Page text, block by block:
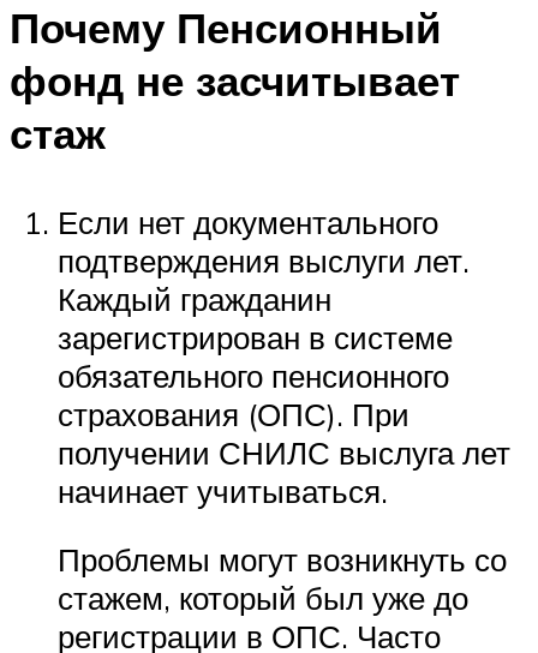
Почему Пенсионный
фонд не засчитывает
стаж
Если нет документального
подтверждения выслуги лет.
Каждый гражданин
зарегистрирован в системе
обязательного пенсионного
страхования (ОПС). При
получении СНИЛС выслуга лет
начинает учитываться.
Проблемы могут возникнуть со
стажем, который был уже до
регистрации в ОПС. Часто